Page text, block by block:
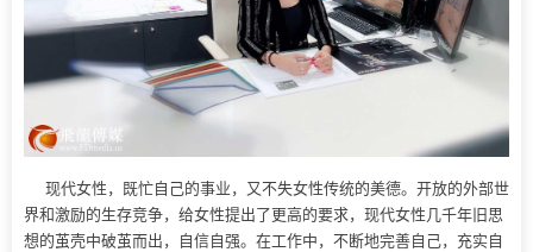
现代女性，既忙自己的事业，又不失女性传统的美德。开放的外部世
界和激励的生存竞争，给女性提出了更高的要求，现代女性几千年旧思
想的茧壳中破茧而出，自信自强。在工作中，不断地完善自己，充实自